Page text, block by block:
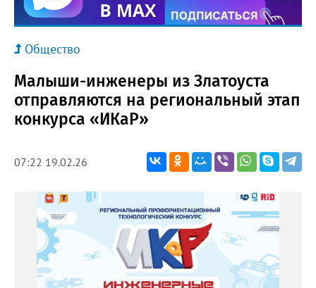
Общество
Малыши-инженеры из Златоуста
отправляются на региональный этап
конкурса «ИКаР»
07:22 19.02.26